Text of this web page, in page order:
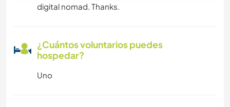
digital nomad. Thanks.
¿Cuántos voluntarios puedes
hospedar?
Uno